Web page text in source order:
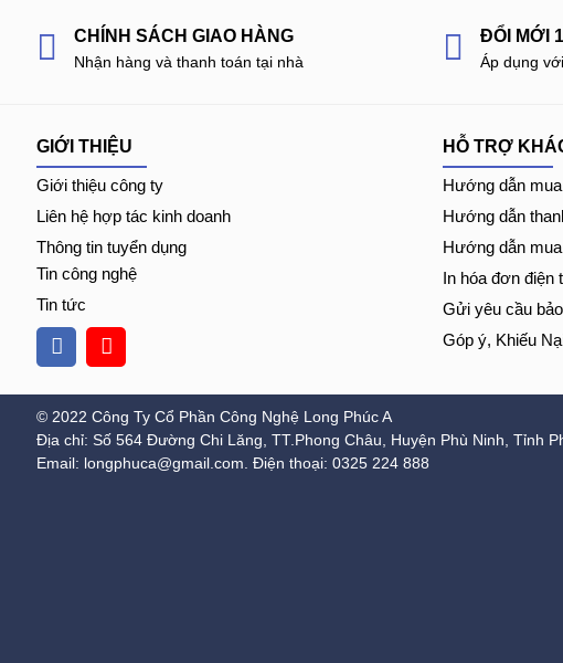
CHÍNH SÁCH GIAO HÀNG
Nhận hàng và thanh toán tại nhà
ĐỔI MỚI
Áp dụng
GIỚI THIỆU
Giới thiệu công ty
Liên hệ hợp tác kinh doanh
Thông tin tuyển dụng
Tin công nghệ
Tin tức
HỖ TRỢ
Hướng dẫn
Hướng dẫn
Hướng dẫn
In hóa đơn điện
Gửi yêu cầu
Góp ý, Khiếu
© 2022 Công Ty Cổ Phần Công Nghệ Long Phúc A
Địa chỉ: Số 564 Đường Chi Lăng, TT.Phong Châu, Huyện Phù Ninh, Tỉnh
Email: longphuca@gmail.com. Điện thoại: 0325 224 888